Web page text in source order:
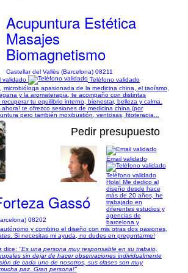
Acupuntura Estética
Masajes
Biomagnetismo
Castellar del Vallès (Barcelona) 08211
validado
Teléfono validado
microbióloga apasionada de la medicina china, el taoísmo,
y la aromaterapia, te acompaño con distintas
tu equilibrio interno, bienestar, belleza y calma.
ahora! te ofrezco sesiones de medicina china (por
pero también moxibustión, ventosas, fitoterapia...
Pedir presupuesto
Gassó
08202
Email validado
Teléfono validado
Hola! Me dedico al
diseño desde hace
más de 20 años, he
trabajado en
diferentes estudios y
agencias de
barcelona y
y combino el diseño con mis otras dos pasiones,
Si necesitas mi ayuda, no dudes en preguntarme!
dice: "Es una persona muy responsable en su trabajo,
sin dejar de hacer observaciones individualmente
de cada uno de nosotros, sus clases son muy
paz. Gran persona!"